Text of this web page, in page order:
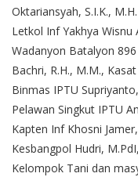
Oktariansyah, S.I.K.,
Letkol Inf Yakhya Wisnu
Wadanyon Batalyon
Bachri, R.H., M.M.,
Binmas IPTU
Pelawan Singkut IPTU
Kapten Inf Khosni
Kesbangpol Hudri,
Kelompok Tani dan